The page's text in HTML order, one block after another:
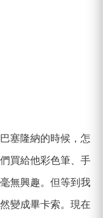
塞隆納的時候，怎
買給他彩色筆、手
無興趣。但等到我
變成畢卡索。現在